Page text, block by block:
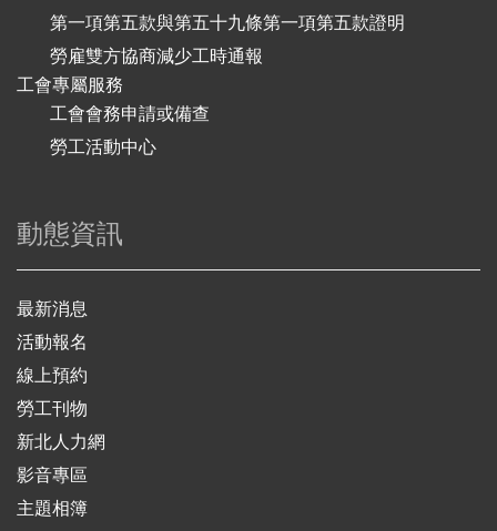
第一項第五款與第五十九條第一項第五款證明
勞雇雙方協商減少工時通報
工會專屬服務
工會會務申請或備查
勞工活動中心
動態資訊
最新消息
活動報名
線上預約
勞工刊物
新北人力網
影音專區
主題相簿